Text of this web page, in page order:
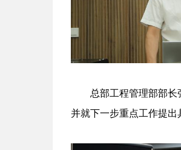
总部工程管理部部
并就下一步重点工作提出